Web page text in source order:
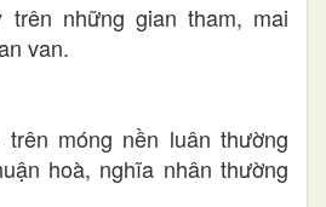
trên những gian tham, mai
van.
móng nền luân thường
hoà, nghĩa nhân thường